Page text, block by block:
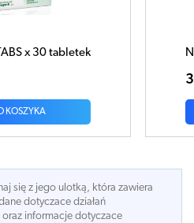
x 30 kapsułek
KOSZYKA
się z jego ulotką, która zawiera
dotyczace działań
informacje dotyczace